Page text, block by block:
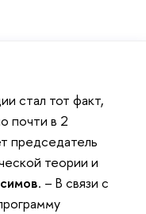
стал тот факт,
почти в 2
председатель
теории и
. – В связи с